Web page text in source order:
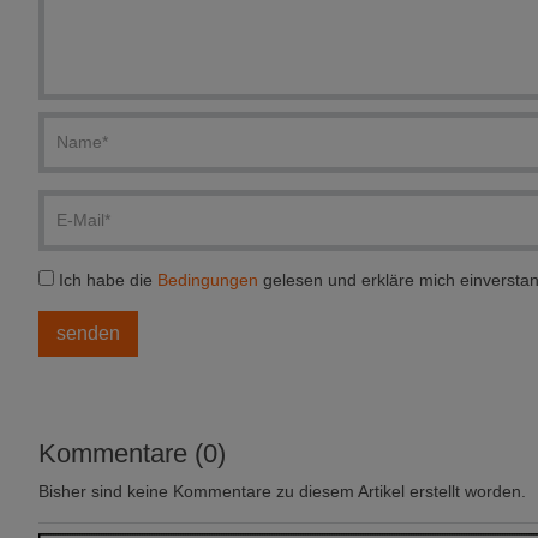
Ich habe die Bedingungen gelesen und erkläre mich
Kommentare (0)
Bisher sind keine Kommentare zu diesem Artikel erstellt worden.